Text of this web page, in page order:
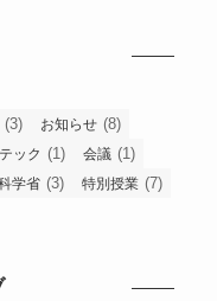
(3) お知らせ (8)
ック (1) 会議 (1)
学省 (3) 特別授業 (7)